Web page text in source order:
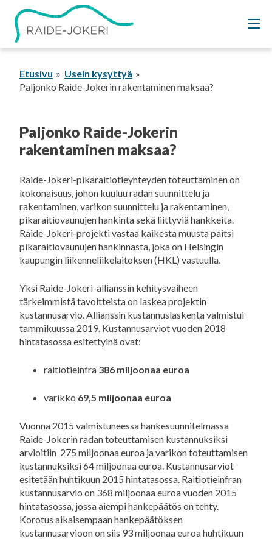
Siirry
sisältöön
Etusivu
Usein kysyttyä
Paljonko Raide-Jokerin rakentaminen maksaa?
Paljonko Raide-Jokerin
rakentaminen maksaa?
Raide-Jokeri-pikaraitiotieyhteyden toteuttaminen on
kokonaisuus, johon kuuluu radan suunnittelu ja
rakentaminen, varikon suunnittelu ja rakentaminen,
pikaraitiovaunujen hankinta sekä liittyviä hankkeita.
Raide-Jokeri-projekti vastaa kaikesta muusta paitsi
pikaraitiovaunujen hankinnasta, joka on Helsingin
kaupungin liikenneliikelaitoksen (HKL) vastuulla.
Yksi Raide-Jokeri-allianssin kehitysvaiheen
tärkeimmistä tavoitteista on laskea projektin
kustannusarvio. Allianssin kustannuslaskenta valmistui
tammikuussa 2019. Kustannusarviot vuoden 2018
hintatasossa esitettyinä ovat:
raitiotieinfra 386 miljoonaa euroa
varikko 69,5 miljoonaa euroa
Vuonna 2015 valmistuneessa hankesuunnitelmassa
Raide-Jokerin radan toteuttamisen kustannuksiksi
arvioitiin 275 miljoonaa euroa ja varikon toteuttamisen
kustannuksiksi 64 miljoonaa euroa. Kustannusarviot
esitetään huhtikuun 2015 hintatasossa. Raitiotieinfran
kustannusarvio on 368 miljoonaa euroa vuoden 2015
hintatasossa, jossa aiempi hankepäätös on tehty.
Korotus aikaisempaan hankepäätöksen
kustannusarvioon on siis 93 miljoonaa euroa huhtikuun